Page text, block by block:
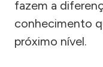
fazem a
conhecimento
próximo nível.